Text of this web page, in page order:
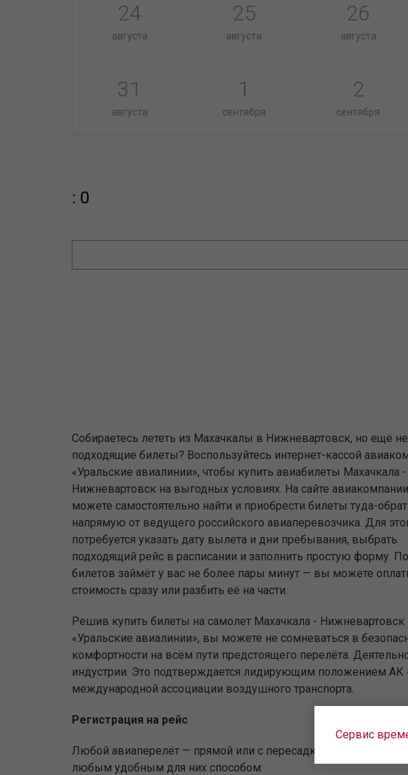
24
августа
25
августа
26
августа
31
августа
1
сентября
2
сентября
: 0
Собираетесь лететь из Махачкалы в Нижневартовск, но ещё
подходящие билеты? Воспользуйтесь интернет-кассой
«Уральские авиалинии», чтобы купить авиабилеты Махачкала -
Нижневартовск на выгодных условиях. На сайте
можете самостоятельно найти и приобрести билеты туда-
напрямую от ведущего российского авиаперевозчика. Для
потребуется указать дату вылета и дни пребывания, выбрать
подходящий рейс в расписании и заполнить простую форму.
билетов займёт у вас не более пары минут — вы можете
стоимость сразу или разбить её на части.
Решив купить билеты на самолет Махачкала -
«Уральские авиалинии», вы можете не сомневаться в
комфортности на всём пути предстоящего перелёта.
индустрии. Это подтверждается лидирующим положением АК
международной ассоциации воздушного транспорта.
Регистрация на рейс
Любой авиаперелёт — прямой или с пересадкой — начинается
любым удобным для них способом:
Сервис